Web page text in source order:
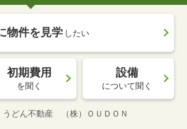
物件を見学 したい
初期費用
を聞く
設備
について聞く
うどん不動産 （株）ＯＵＤＯＮ